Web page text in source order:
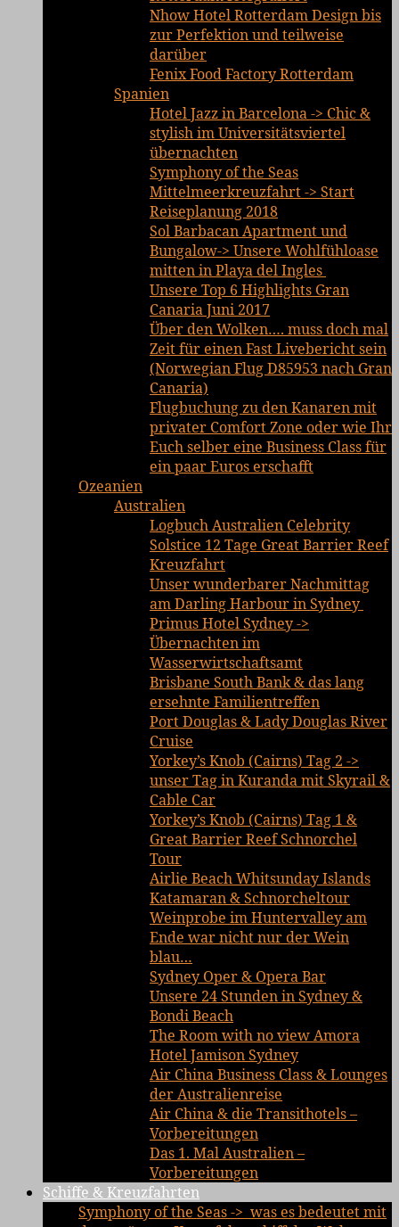
Nhow Hotel Rotterdam Design bis
zur Perfektion und teilweise
darüber
Fenix Food Factory Rotterdam
Spanien
Hotel Jazz in Barcelona -> Chic &
stylish im Universitätsviertel
übernachten
Symphony of the Seas
Mittelmeerkreuzfahrt -> Start
Reiseplanung 2018
Sol Barbacan Apartment und
Bungalow-> Unsere Wohlfühloase
mitten in Playa del Ingles
Unsere Top 6 Highlights Gran
Canaria Juni 2017
Über den Wolken…. muss doch mal
Zeit für einen Fast Livebericht sein
(Norwegian Flug D85953 nach Gran
Canaria)
Flugbuchung zu den Kanaren mit
privater Comfort Zone oder wie Ihr
Euch selber eine Business Class für
ein paar Euros erschafft
Ozeanien
Australien
Logbuch Australien Celebrity
Solstice 12 Tage Great Barrier Reef
Kreuzfahrt
Unser wunderbarer Nachmittag
am Darling Harbour in Sydney
Primus Hotel Sydney ->
Übernachten im
Wasserwirtschaftsamt
Brisbane South Bank & das lang
ersehnte Familientreffen
Port Douglas & Lady Douglas River
Cruise
Yorkey’s Knob (Cairns) Tag 2 ->
unser Tag in Kuranda mit Skyrail &
Cable Car
Yorkey’s Knob (Cairns) Tag 1 &
Great Barrier Reef Schnorchel
Tour
Airlie Beach Whitsunday Islands
Katamaran & Schnorcheltour
Weinprobe im Huntervalley am
Ende war nicht nur der Wein
blau…
Sydney Oper & Opera Bar
Unsere 24 Stunden in Sydney &
Bondi Beach
The Room with no view Amora
Hotel Jamison Sydney
Air China Business Class & Lounges
der Australienreise
Air China & die Transithotels –
Vorbereitungen
Das 1. Mal Australien –
Vorbereitungen
Schiffe & Kreuzfahrten
Symphony of the Seas -> was es bedeutet mit